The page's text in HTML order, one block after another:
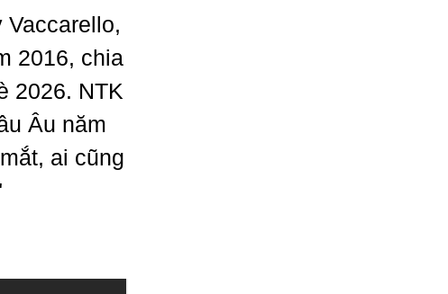
2016, chia
2026. NTK
Âu năm
ai cũng